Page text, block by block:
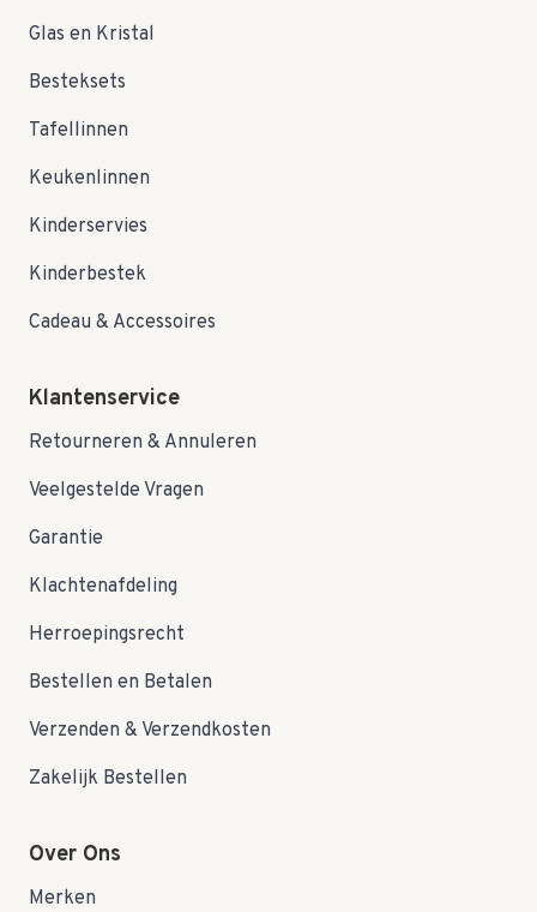
Glas en Kristal
Besteksets
Tafellinnen
Keukenlinnen
Kinderservies
Kinderbestek
Cadeau & Accessoires
Klantenservice
Retourneren & Annuleren
Veelgestelde Vragen
Garantie
Klachtenafdeling
Herroepingsrecht
Bestellen en Betalen
Verzenden & Verzendkosten
Zakelijk Bestellen
Over Ons
Merken